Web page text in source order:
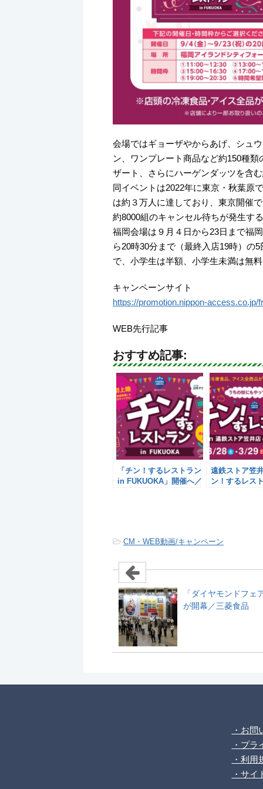
会場ではギョーザやからあげ、シュ
ン、ワンプレート商品など約150種
ザート、さらにハーゲンダッツを含
同イベントは2022年に東京・秋葉原
は約３万人に達しており、東京開催
約8000組のキャンセル待ちが発生す
福岡会場は９月４日から23日まで福
ら20時30分まで（最終入店19時）の
で、小学生は半額、小学生未満は無
キャンペーンサイト
https://promotion.nippon-
WEB先行記事
おすすめ記事:
「チン！するレストラン
in FUKUOKA」開催へ／
遠鉄ストア笠
ン！するレス
-CM・WEB動画/キャンペーン
「ダイヤモンドフェ
が開幕／三菱食品
・お問
・プラ
・利用
・サイ